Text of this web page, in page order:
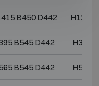
B450 D442 H1365
B545 D442 H345
B545 D442 H515